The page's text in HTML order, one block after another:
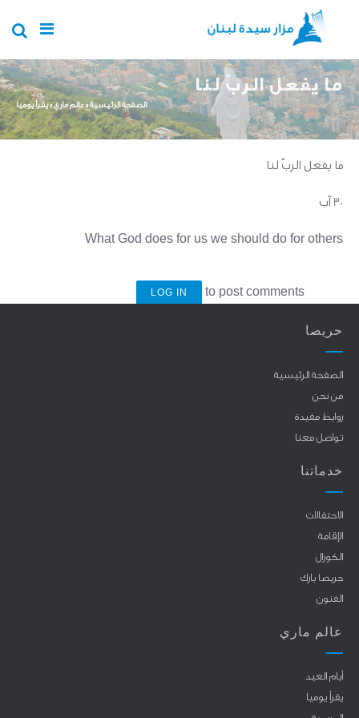
Skip to main content
ما يفعل الربّ لنا
You are here الصفحة الرئيسية»عالم ماري»يقرأ يوميا
ما يفعل الربّ لنا
30 آب
What God does for us we should do for others
LOG IN to post comments
حريصا
الصفحة الرئيسية
من نحن
روابط مفيدة
تواصل معنا
خدماتنا
الاحتفالات
الإقامة
الكورال
حريصا بارك
الفنون
عالم ماري
أيام العيد
يقرأ يوميا